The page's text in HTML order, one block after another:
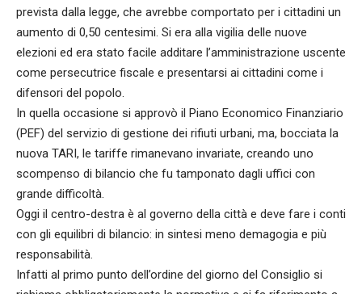
prevista dalla legge, che avrebbe comportato per i cittadini un
aumento di 0,50 centesimi. Si era alla vigilia delle nuove
elezioni ed era stato facile additare l’amministrazione uscente
come persecutrice fiscale e presentarsi ai cittadini come i
difensori del popolo.
In quella occasione si approvò il Piano Economico Finanziario
(PEF) del servizio di gestione dei rifiuti urbani, ma, bocciata la
nuova TARI, le tariffe rimanevano invariate, creando uno
scompenso di bilancio che fu tamponato dagli uffici con
grande difficoltà.
Oggi il centro-destra è al governo della città e deve fare i conti
con gli equilibri di bilancio: in sintesi meno demagogia e più
responsabilità.
Infatti al primo punto dell’ordine del giorno del Consiglio si